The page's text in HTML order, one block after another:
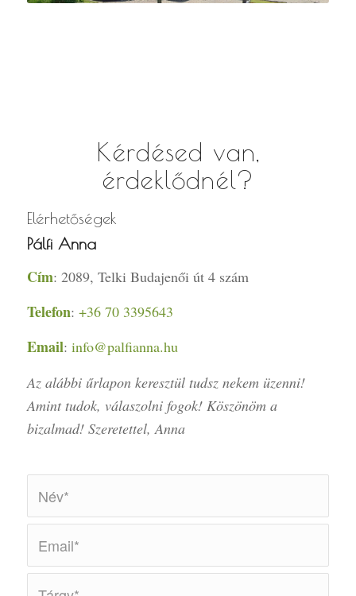
Kérdésed van,
érdeklődnél?
Elérhetőségek
Pálfi Anna
Cím: 2089, Telki Budajenői út 4 szám
Telefon: +36 70 3395643
Email: info@palfianna.hu
Az alábbi űrlapon keresztül tudsz nekem üzenni!
Amint tudok, válaszolni fogok! Köszönöm a
bizalmad! Szeretettel, Anna